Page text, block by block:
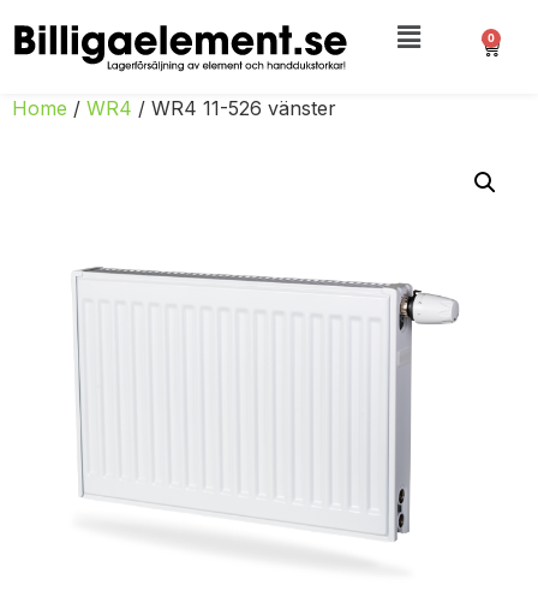
0
Home / WR4 / WR4 11-526 vänster